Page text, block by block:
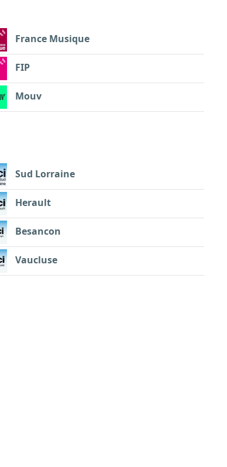
France Musique
FIP
Mouv
Sud Lorraine
Herault
Besancon
Vaucluse